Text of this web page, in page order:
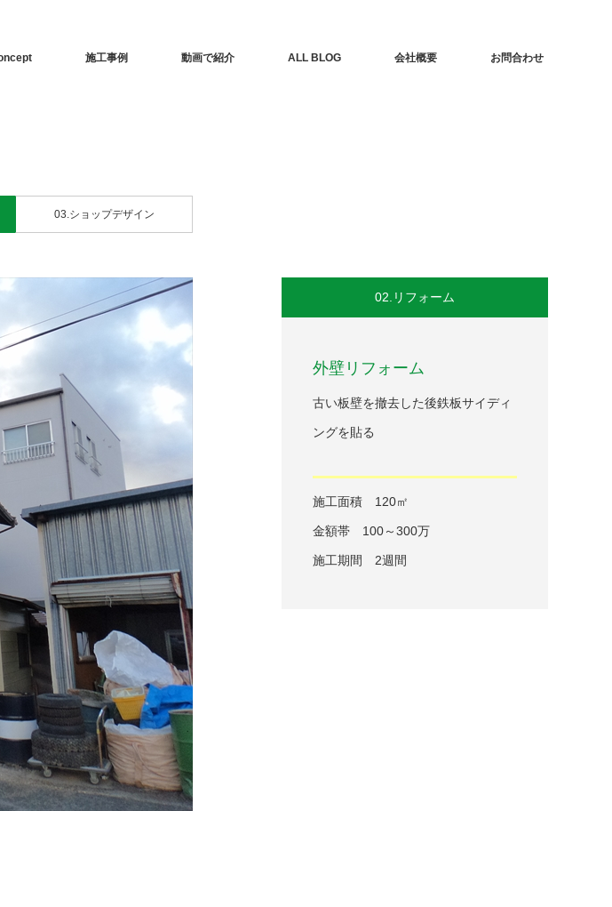
施工事例 動画で紹介 ALL BLOG 会社概要 お問合わせ
03.ショップデザイン
02.リフォーム
外壁リフォーム
古い板壁を撤去した後鉄板サイディ
ングを貼る
施工面積 120㎡
金額帯 100～300万
施工期間 2週間